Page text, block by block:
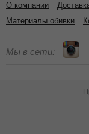
О компании
Материалы обивки
Мы в сети: